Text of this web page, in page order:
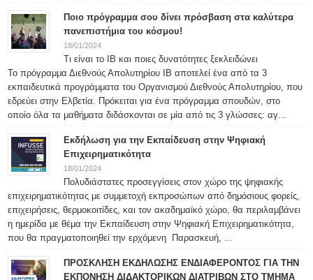
Ποιο πρόγραμμα σου δίνει πρόσβαση στα καλύτερα
πανεπιστήμια του κόσμου!
18/01/2024
Τι είναι το IB και ποιες δυνατότητες ξεκλειδώνει
Το πρόγραμμα Διεθνούς Απολυτηρίου IB αποτελεί ένα από τα 3
εκπαιδευτικά προγράμματα του Οργανισμού Διεθνούς Απολυτηρίου, που
εδρεύει στην Ελβετία. Πρόκειται για ένα πρόγραμμα σπουδών, στο
οποίο όλα τα μαθήματα διδάσκονται σε μία από τις 3 γλώσσες: αγ...
Εκδήλωση για την Εκπαίδευση στην Ψηφιακή
Επιχειρηματικότητα
18/01/2024
Πολυδιάστατες προσεγγίσεις στον χώρο της ψηφιακής
επιχειρηματικότητας με συμμετοχή εκπροσώπων από δημόσιους φορείς,
επιχειρήσεις, θερμοκοιτίδες, και τον ακαδημαϊκό χώρο, θα περιλαμβάνει
η ημερίδα με θέμα την Εκπαίδευση στην Ψηφιακή Επιχειρηματικότητα,
που θα πραγματοποιηθεί την ερχόμενη Παρασκευή, ...
ΠΡΟΣΚΛΗΣΗ ΕΚΔΗΛΩΣΗΣ ΕΝΔΙΑΦΕΡΟΝΤΟΣ ΓΙΑ ΤΗΝ
ΕΚΠΟΝΗΣΗ ΔΙΔΑΚΤΟΡΙΚΩΝ ΔΙΑΤΡΙΒΩΝ ΣΤΟ ΤΜΗΜΑ